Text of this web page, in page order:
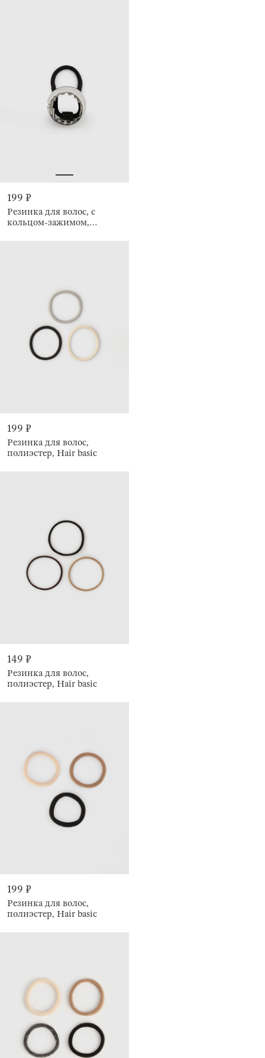
199 ₽
Резинка для волос, с
кольцом-зажимом,
199 ₽
Резинка для волос,
полиэстер, Hair basic
149 ₽
Резинка для волос,
полиэстер, Hair basic
199 ₽
Резинка для волос,
полиэстер, Hair basic